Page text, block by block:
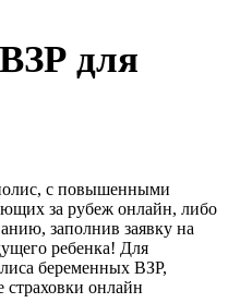
для
с повышенными
за рубеж онлайн, либо
заполнив заявку на
ребенка! Для
беременных ВЗР,
онлайн